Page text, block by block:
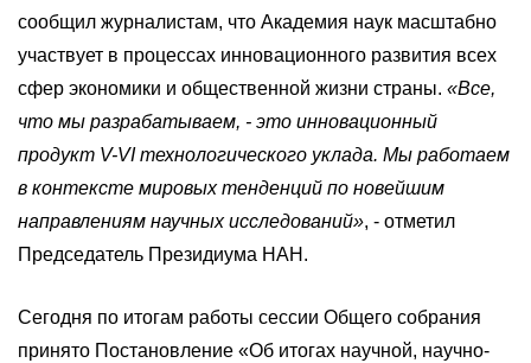
сообщил журналистам, что Академия наук масштабно
участвует в процессах инновационного развития всех
сфер экономики и общественной жизни страны. «Все,
что мы разрабатываем, - это инновационный
продукт V-VI технологического уклада. Мы работаем
в контексте мировых тенденций по новейшим
направлениям научных исследований», - отметил
Председатель Президиума НАН.
Сегодня по итогам работы сессии Общего собрания
принято Постановление «Об итогах научной, научно-